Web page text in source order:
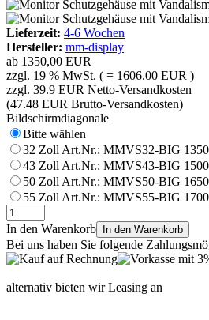
Lieferzeit: 4-6 Wochen
Hersteller: mm-display
ab 1350,00 EUR
zzgl. 19 % MwSt. ( = 1606.00 EUR )
zzgl. 39.9 EUR Netto-Versandkosten
(47.48 EUR Brutto-Versandkosten)
Bildschirmdiagonale
Bitte wählen
32 Zoll Art.Nr.: MMVS32-BIG
43 Zoll Art.Nr.: MMVS43-BIG
50 Zoll Art.Nr.: MMVS50-BIG
55 Zoll Art.Nr.: MMVS55-BIG
In den Warenkorb In den Warenkorb
Bei uns haben Sie folgende
alternativ bieten wir Leasing an